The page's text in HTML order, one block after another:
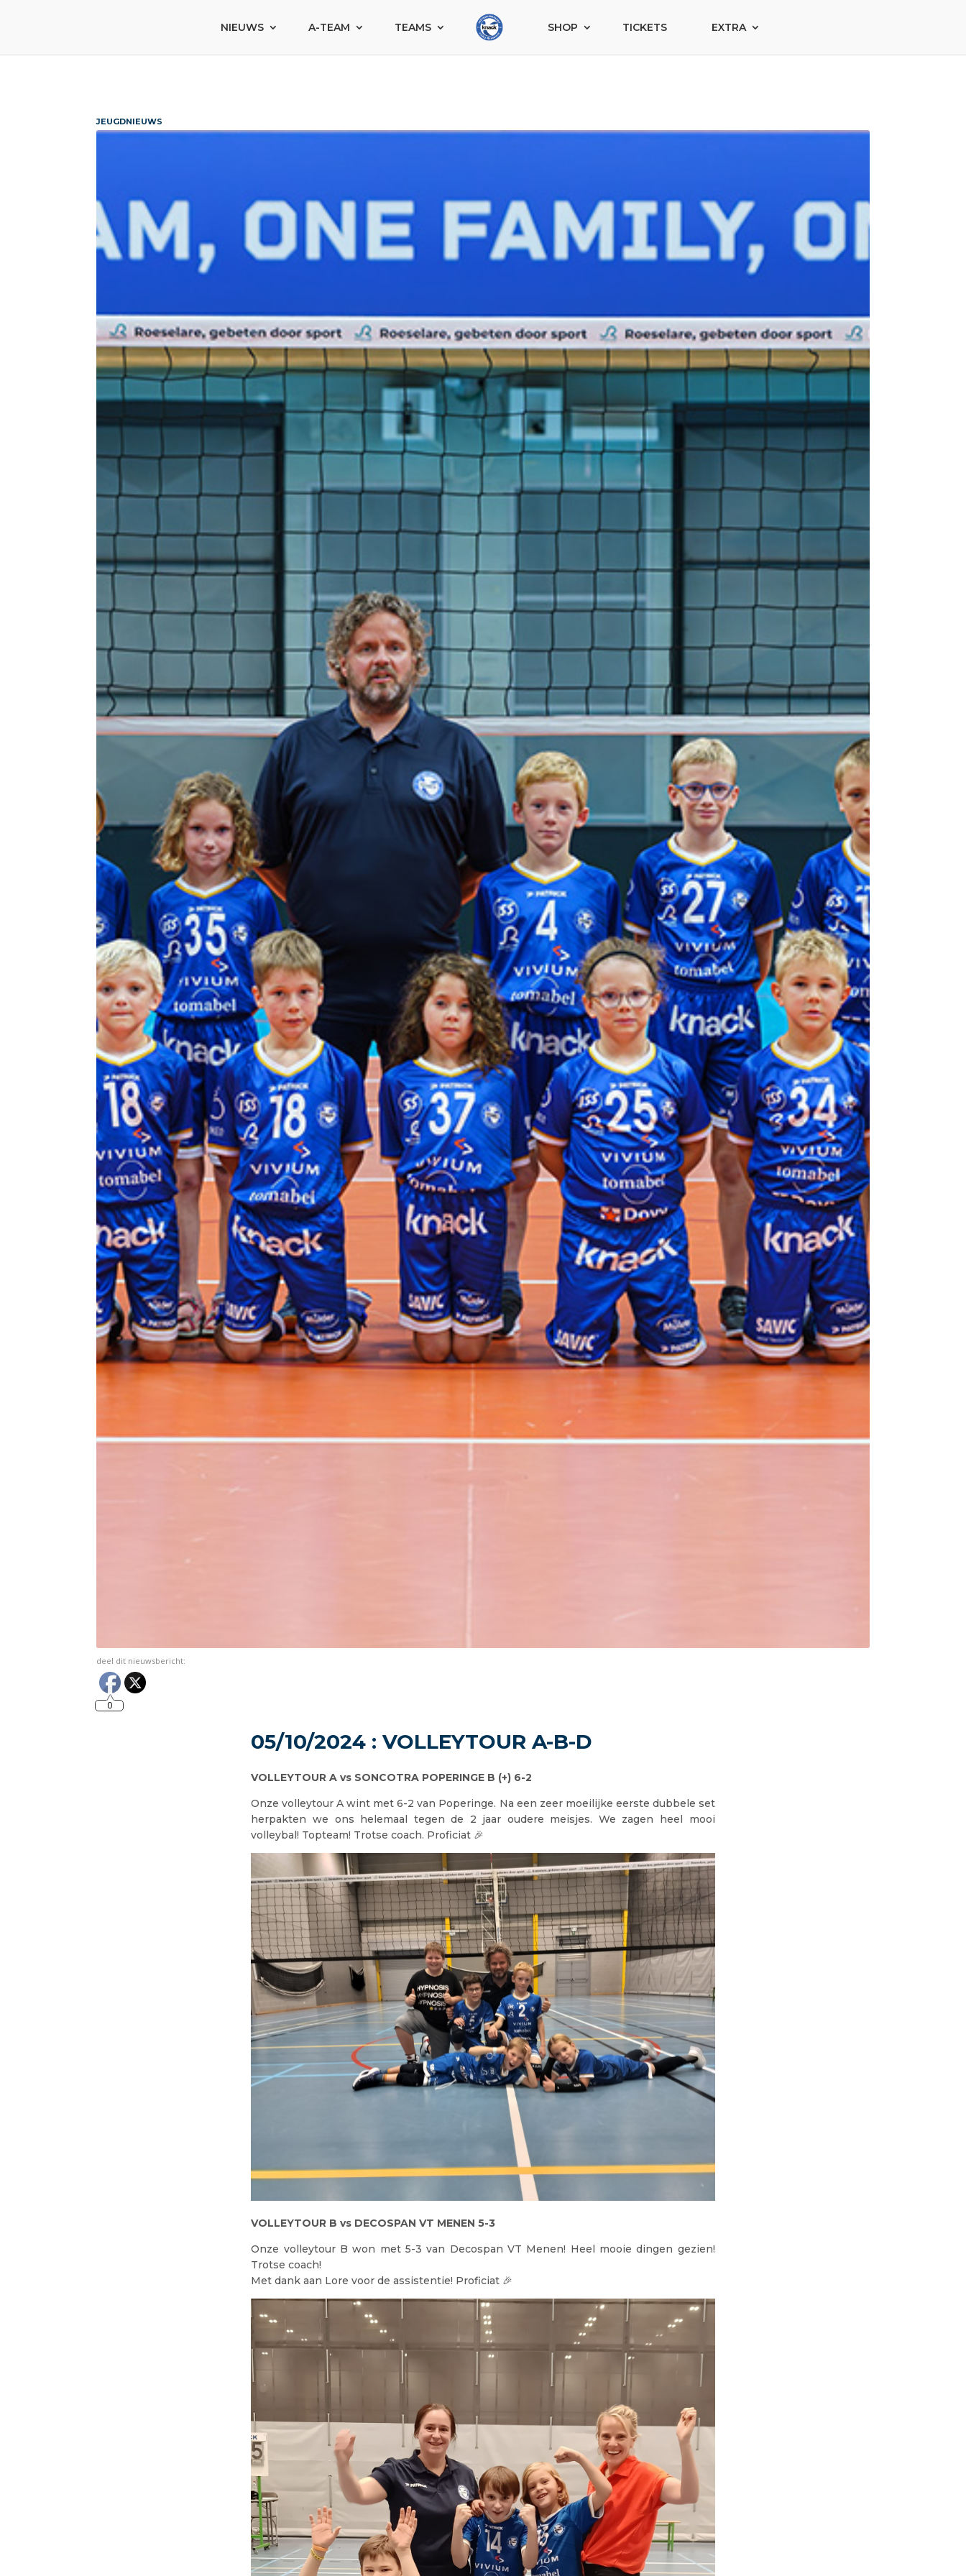
NIEUWS A-TEAM TEAMS SHOP TICKETS EXTRA
JEUGDNIEUWS
deel dit nieuwsbericht:
0
05/10/2024 : VOLLEYTOUR A-B-D
VOLLEYTOUR A vs SONCOTRA POPERINGE B (+) 6-2
Onze volleytour A wint met 6-2 van Poperinge. Na een zeer moeilijke eerste dubbele set
herpakten we ons helemaal tegen de 2 jaar oudere meisjes. We zagen heel mooi
volleybal! Topteam! Trotse coach. Proficiat 🎉
VOLLEYTOUR B vs DECOSPAN VT MENEN 5-3
Onze volleytour B won met 5-3 van Decospan VT Menen! Heel mooie dingen gezien!
Trotse coach!
Met dank aan Lore voor de assistentie! Proficiat 🎉